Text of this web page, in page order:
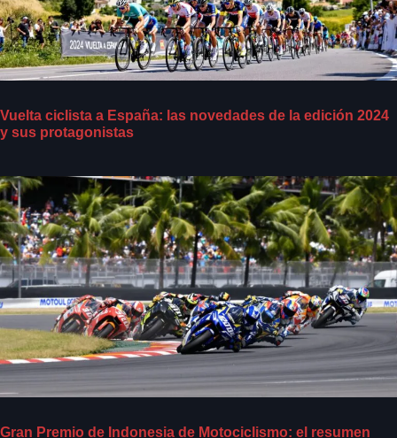
Vuelta ciclista a España: las novedades de la edición 2024
y sus protagonistas
Gran Premio de Indonesia de Motociclismo: el resumen